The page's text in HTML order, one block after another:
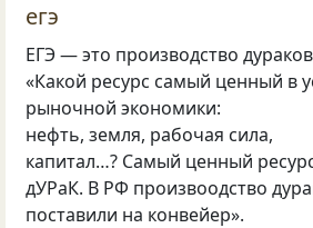
егэ
ЕГЭ — это производство дураков
«Какой ресурс самый ценный в
рыночной экономики:
нефть, земля, рабочая сила,
капитал…? Самый ценный
дУРаК. В РФ произвоодство
поставили на конвейер».